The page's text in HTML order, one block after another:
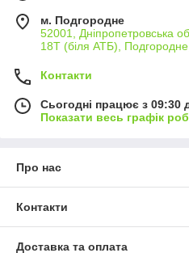
м. Подгородне
52001, Дніпропетровська
18Т (біля АТБ),
Контакти
Сьогодні працює з 09:30
Показати весь графік
Про нас
Контакти
Доставка та оплата